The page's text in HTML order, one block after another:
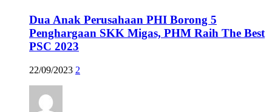
Dua Anak Perusahaan PHI Borong 5
Penghargaan SKK Migas, PHM Raih The Best
PSC 2023
22/09/2023 2